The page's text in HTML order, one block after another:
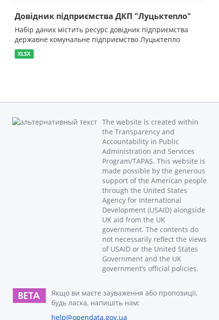
Довідник підприємства ДКП "Луцьктепло"
Набір даних містить ресурс довідник підприємства
державне комунальне підприємство Луцьктепло
XLSX
The website is created within
the Transparency and
Accountability in Public
Administration and Services
Program/TAPAS. This website is
made possible by the generous
support of the American people
through the United States
Agency for International
Development (USAID) alongside
UK aid from the UK
government. The contents do
not necessarily reflect the views
of USAID or the United States
Government and the UK
government’s official policies.
Якщо ви маєте зауваження або пропозиції,
будь ласка, напишіть нам:
help@opendata.gov.ua